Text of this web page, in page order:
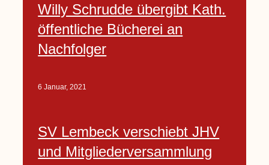
Willy Schrudde übergibt Kath.
öffentliche Bücherei an
Nachfolger
6 Januar, 2021
SV Lembeck verschiebt JHV
und Mitgliederversammlung